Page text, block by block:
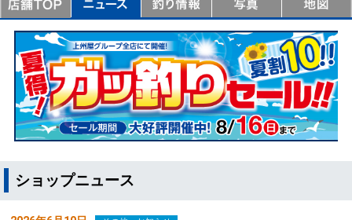
ショップニュース